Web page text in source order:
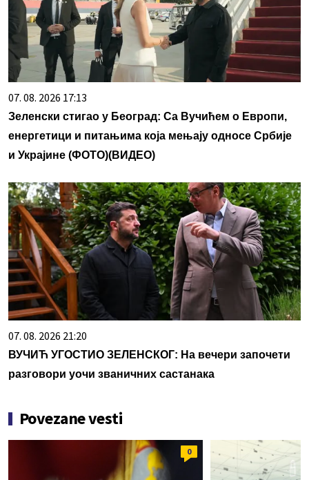
07. 08. 2026 17:13
Зеленски стигао у Београд: Са Вучићем о Европи,
енергетици и питањима која мењају односе Србије
и Украјине (ФОТО)(ВИДЕО)
07. 08. 2026 21:20
ВУЧИЋ УГОСТИО ЗЕЛЕНСКОГ: На вечери започети
разговори уочи званичних састанака
Povezane vesti
0